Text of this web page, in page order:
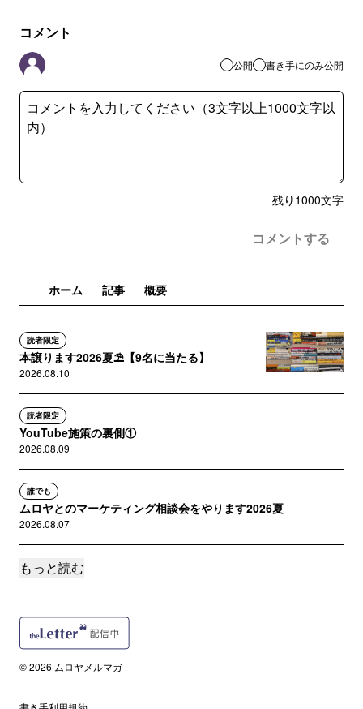
コメント
公開 書き手にのみ公開
残り 1000文字
コメントする
ホーム 記事 概要
読者限定
本譲ります2026夏⛱️【9名に当たる】
2026.08.10
読者限定
YouTube施策の裏側①
2026.08.09
誰でも
ムロヤとのマーケティング相談会をやります2026夏
2026.08.07
誰でも
誰でも
2026.08.05
もっと読む
© 2026 ムロヤメルマガ